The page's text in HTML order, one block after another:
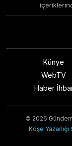
Künye
WebTV
Haber
© 2026
Köşe